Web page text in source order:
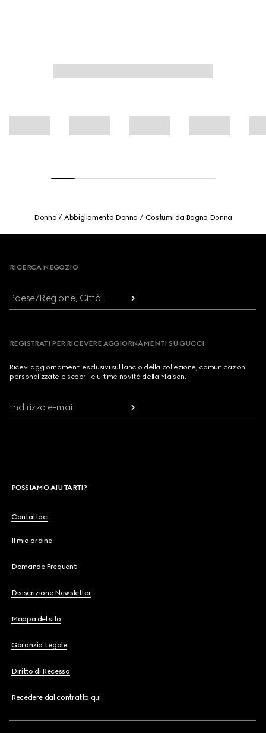
Donna Abbigliamento Donna Costumi da Bagno Donna
RICERCA NEGOZIO
Paese/Regione, Città
REGISTRATI PER RICEVERE AGGIORNAMENTI SU GUCCI
Ricevi aggiornamenti esclusivi sul lancio della collezione, comunicazioni
personalizzate e scopri le ultime novità della Maison.
Indirizzo e-mail
POSSIAMO AIUTARTI?
Contattaci
Il mio ordine
Domande Frequenti
Disiscrizione Newsletter
Mappa del sito
Garanzia Legale
Diritto di Recesso
Recedere dal contratto qui